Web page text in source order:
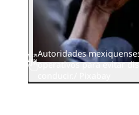
Autoridades
operativos para evitar